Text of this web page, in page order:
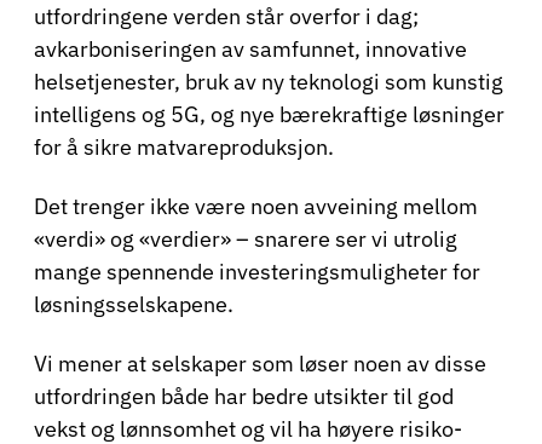
utfordringene verden står overfor i dag;
avkarboniseringen av samfunnet, innovative
helsetjenester, bruk av ny teknologi som kunstig
intelligens og 5G, og nye bærekraftige løsninger
for å sikre matvareproduksjon.
Det trenger ikke være noen avveining mellom
«verdi» og «verdier» – snarere ser vi utrolig
mange spennende investeringsmuligheter for
løsningsselskapene.
Vi mener at selskaper som løser noen av disse
utfordringen både har bedre utsikter til god
vekst og lønnsomhet og vil ha høyere risiko-